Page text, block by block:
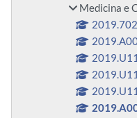
Medicina e